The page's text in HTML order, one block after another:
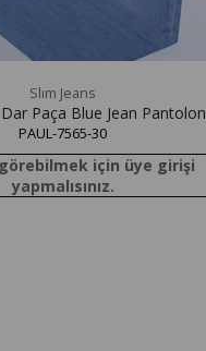
Slım Jeans
Paça Blue Jean Pantolon
PAUL-7565-30
için üye girişi
yapmalısınız.